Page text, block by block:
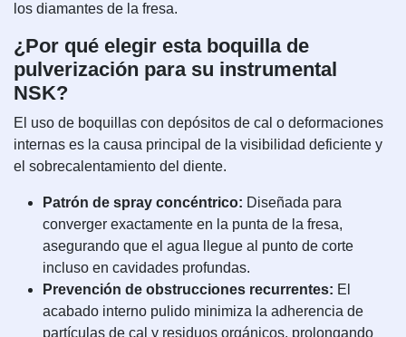
los diamantes de la fresa.
¿Por qué elegir esta boquilla de
pulverización para su instrumental
NSK?
El uso de boquillas con depósitos de cal o deformaciones
internas es la causa principal de la visibilidad deficiente y
el sobrecalentamiento del diente.
Patrón de spray concéntrico: Diseñada para
converger exactamente en la punta de la fresa,
asegurando que el agua llegue al punto de corte
incluso en cavidades profundas.
Prevención de obstrucciones recurrentes: El
acabado interno pulido minimiza la adherencia de
partículas de cal y residuos orgánicos, prolongando